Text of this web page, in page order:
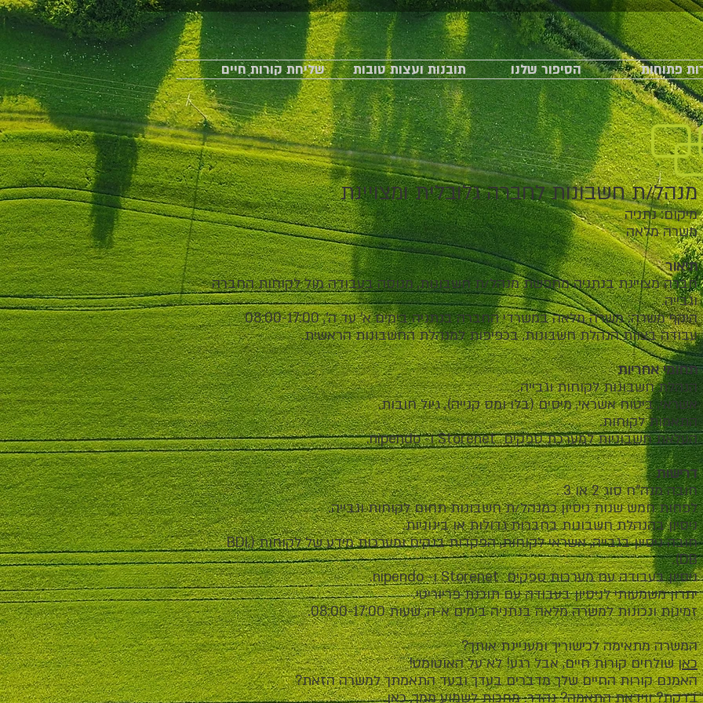
שליחת קורות חיים תובנות ועצות טובות הסיפור שלנו פתוחות
מנהל/ת חשבונות לחברה גלובלית ומצויינת
מיקום: נתניה
משרה מלאה
תיאור
חברה מצויינת בנתניה מחפשת מנהל/ת חשבונות, מנוסה בעבודה מול לקוחות החברה
וגבייה.
היקף משרה: משרה מלאה במשרדי החברה בנתניה בימים א’ עד ה’, 08:00-17:00
עבודה בצוות הנהלת חשבונות, בכפיפות למנהלת החשבונות הראשית.
תחומי אחריות
הנהלת חשבונות לקוחות וגבייה.
אשראי, ביטוח אשראי, מיסים (בלו ומס קנייה), גיול חובות.
התאמות לקוחות.
העלאת חשבוניות למערכת ספקים Storenet ו- nipendo.
דרישות
חובה מנה"ח סוג 2 או 3 .
לפחות חמש שנות ניסיון כמנהל/ת חשבונות תחום לקוחות וגבייה.
ניסיון בהנהלת חשבונות בחברות גדולות או בינוניות.
חובה ניסיון בגבייה, אשראי לקוחות, הפקדות בנקים ומערכות מידע של לקוחות (BDI,
DB).
ניסיון בעבודה עם מערכות ספקים Storenet ו- nipendo.
יתרון משמעותי לניסיון בעבודה עם תוכנת פריוריטי.
זמינות ונכונות למשרה מלאה בנתניה בימים א-ה, שעות 08:00-17:00.
המשרה מתאימה לכישוריך ומעניינת אותך?
כאןשולחים קורות חיים, אבל רגע! לא על האוטומט!
האמנם קורות החיים שלך מדברים בעדך ובעד התאמתך למשרה הזאת?
בדקת? ווידאת התאמה? נהדר. מחכות לשמוע ממך,כאן.